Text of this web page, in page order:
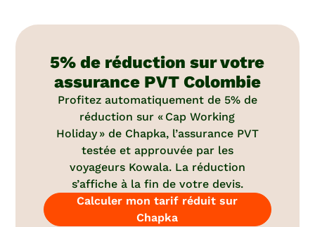
5% de réduction sur votre
assurance PVT Colombie
Profitez automatiquement de 5% de
réduction sur « Cap Working
Holiday » de Chapka, l’assurance PVT
testée et approuvée par les
voyageurs Kowala. La réduction
s’affiche à la fin de votre devis.
Calculer mon tarif réduit sur
Chapka